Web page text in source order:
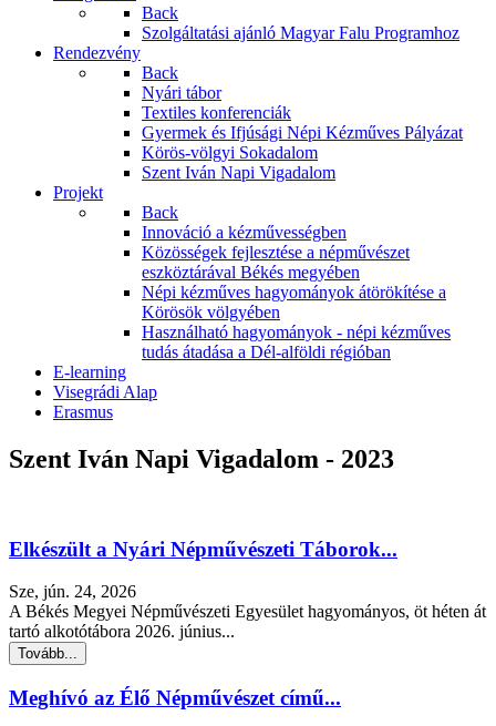
Back
Szolgáltatási ajánló Magyar Falu Programhoz
Rendezvény
Back
Nyári tábor
Textiles konferenciák
Gyermek és Ifjúsági Népi Kézműves Pályázat
Körös-völgyi Sokadalom
Szent Iván Napi Vigadalom
Projekt
Back
Innováció a kézművességben
Közösségek fejlesztése a népművészet
eszköztárával Békés megyében
Népi kézműves hagyományok átörökítése a
Körösök völgyében
Használható hagyományok - népi kézműves
tudás átadása a Dél-alföldi régióban
E-learning
Visegrádi Alap
Erasmus
Szent Iván Napi Vigadalom - 2023
Elkészült a Nyári Népművészeti Táborok...
Sze, jún. 24, 2026
A Békés Megyei Népművészeti Egyesület hagyományos, öt héten át
tartó alkotótábora 2026. június...
Tovább...
Meghívó az Élő Népművészet című...